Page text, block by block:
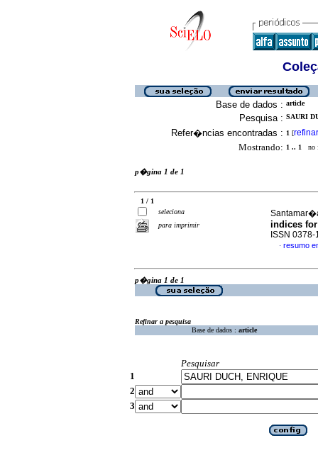
Base de dados : article
Pesquisa : SAURI
Refer�ncias encontradas : 1 [refinar
Mostrando: 1 .. 1 no
p�gina 1 de 1
1 / 1
seleciona
para imprimir
indices
ISSN 0378-
· resumo
p�gina 1 de 1
Refinar a pesquisa
Base de dados : article
Pesquisar
1
2
3